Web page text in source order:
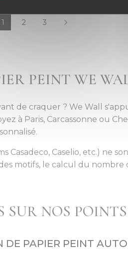
Vous lisez actuellement la page
1 Page
2 Page
3
PEINT WE
de craquer ? We Wall
à Paris, Carcassonne ou
Casadeco, Caselio, etc.) ne
motifs, le calcul du nombre
SUR NOS
PAPIER PEINT